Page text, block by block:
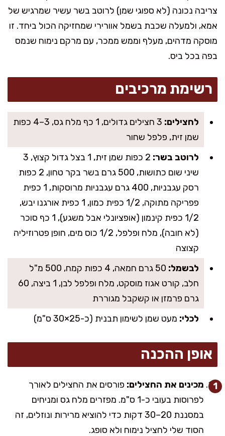
צריבה נכונה (לא ספוגי שמן) לרוטב בשר עשיר שמרגיש של
אמא, ולמעלה שכבת בשמל אוורירי שמחזיקה הכול ביחד. זו
מוסקה מדהים, מעלף וממש ממכר, עם מרקם נימוח שנמס
בפה בכל ביס.
רשימת מרכיבים
לחצילים:
3 חצילים גדולים, 1 כף מלח גס, 3–4 כפות
שמן זית, פלפל שחור
לרוטב בשר:
2 כפות שמן זית, 1 בצל גדול קצוץ, 3
שיני שום כתושות, 500 גרם בשר בקר טחון, 2 כפות
רסק עגבניות, 400 גרם עגבניות מרוסקות, 1 כפית
פפריקה מתוקה, 1/2 כפית כמון, 1 כפית אורגנו יבש,
1/2 כפית קינמון (אופציונלי אבל משגע), 1 כף סוכר
(לא חובה), מלח ופלפל, 1/2 כוס מים, חופן פטרוזיליה
קצוצה
לבשמל:
50 גרם חמאה, 4 כפות קמח, 500 מ"ל
חלב, קורט אגוז מוסקט, מלח ופלפל לבן, 1 ביצה, 60
גרם פרמזן או קשקבל מגוררת
לכלי: מעט שמן לשימון תבנית (כ-25×30 ס"מ)
אופן ההכנה
מכינים את החצילים: פורסים את החצילים לאורך
לפרוסות בעובי כ-1 ס"מ. מפזרים מלח גס ומניחים
במסננת 20–30 דקות כדי להוציא מרירות ונוזלים, זה
הסוד שלי לחציל נימוח ולא סופג.